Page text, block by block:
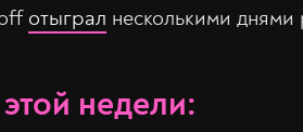
отыграл несколькими днями
недели: